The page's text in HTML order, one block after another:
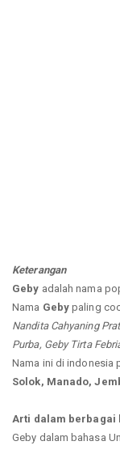
Keterangan
Geby adalah nama
Nama Gebypaling
Nandita Cahyaning
Purba, Geby Tirta
Nama ini di indonesia
Solok, Manado,
Arti dalam berbagai
Geby dalam bahasa